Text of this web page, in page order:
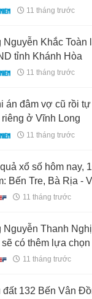
11 tháng trước
Nguyễn Khắc Toàn
tỉnh Khánh Hòa
11 tháng trước
án đâm vợ cũ rồi
riêng ở Vĩnh Long
11 tháng trước
xổ số hôm nay,
Bến Tre, Bà Rịa -
11 tháng trước
Nguyễn Thanh
sẽ có thêm lựa
11 tháng trước
đất 132 Bến Vân